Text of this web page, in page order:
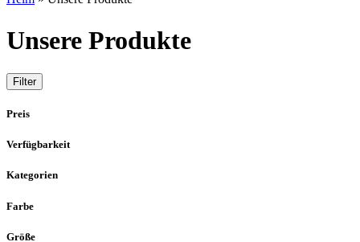
Unsere Produkte
Filter
Preis
Verfügbarkeit
Kategorien
Farbe
Größe